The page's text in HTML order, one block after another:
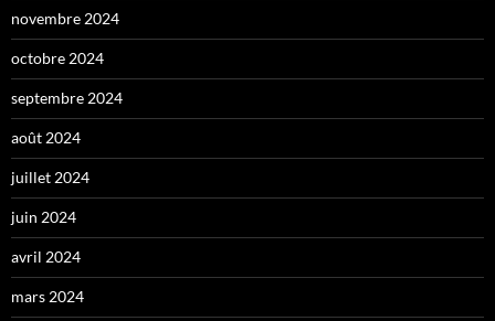
novembre 2024
octobre 2024
septembre 2024
août 2024
juillet 2024
juin 2024
avril 2024
mars 2024